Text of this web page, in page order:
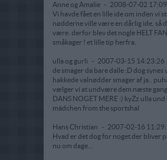
Anne og Amalie - 2008-07-02
Vi havde fået en lille ide om inden vi
nødderne ville være en dårlig ide, så
være. derfor blev det nogle HELT
småkager ! et lille tip herfra.
ulla og gurli - 2007-03-15 14:23:26
de smager da bare dalle ;D dog synes
hakkede valnødder smager af ja..
vælger vi at undvære dem næste
DANS NOGET MERE :) kyZz ulla und
mädchen from the sportshal
Hans Christian - 2007-02-16
Hvad er det dog for noget der bliver
nu om dage...